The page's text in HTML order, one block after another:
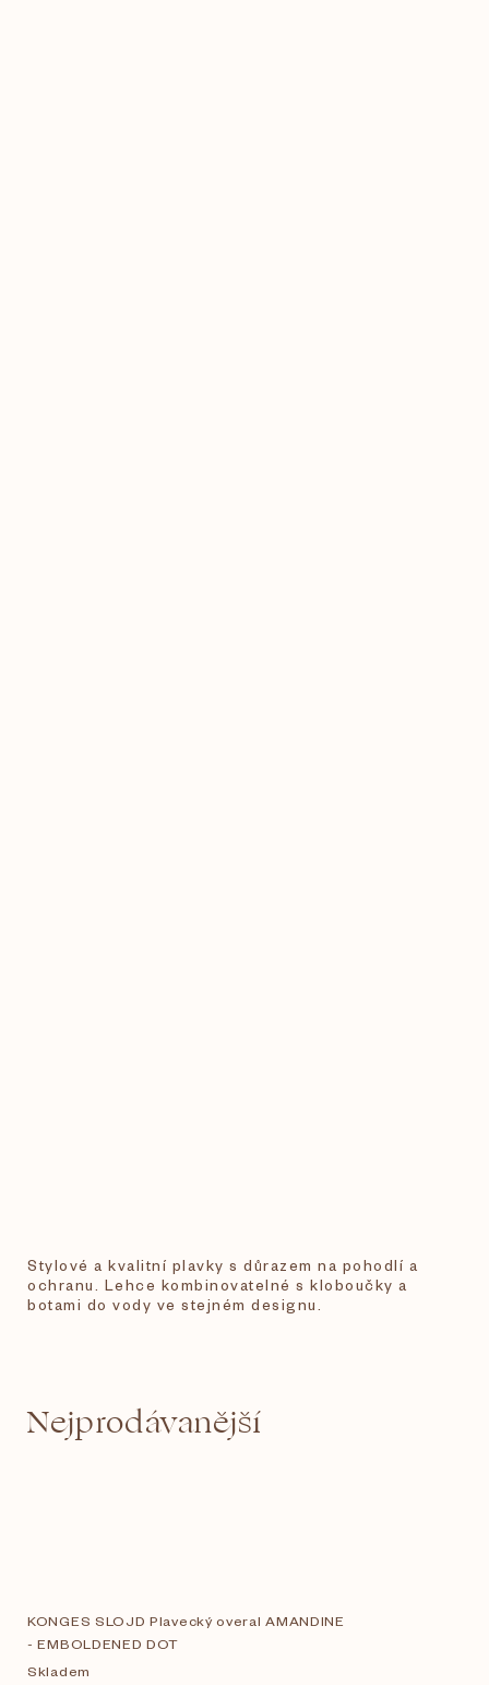
Stylové a kvalitní plavky s důrazem na pohodlí a
ochranu. Lehce kombinovatelné s kloboučky a
botami do vody ve stejném designu.
Nejprodávanější
KONGES SLOJD Plavecký overal AMANDINE
- EMBOLDENED DOT
Skladem